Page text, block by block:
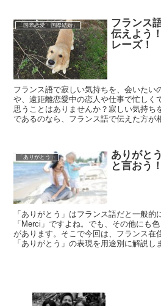
「国際恋愛・国際結婚」
フランス
伝えよう
レーズ！
フランス語で寂しい気持ちを、会いたい
や、遠距離恋愛中の恋人や仕事で忙しく
思うことはありませんか？寂しい気持ち
であるのなら、フランス語で伝えた方が
「ありがとう」
ありがと
と言おう
「ありがとう」はフランス語だと一般的
「Merci」ですよね。でも、その他にも
があります。そこで今回は、フランス在
「ありがとう」の表現を用途別に解説し